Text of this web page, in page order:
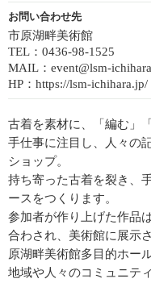
お問い合わせ先
市原湖畔美術館
TEL：0436-98-1525
MAIL：event@lsm-
HP：https://lsm-ichihara.jp/
古着を素材に、「編む」
手仕事に注目し、人々の
ショップ。
持ち寄った古着を裂き、
ースをつくります。
参加者が作り上げた作品
合わされ、美術館に展示
原湖畔美術館多目的ホー
地域や人々のコミュニテ